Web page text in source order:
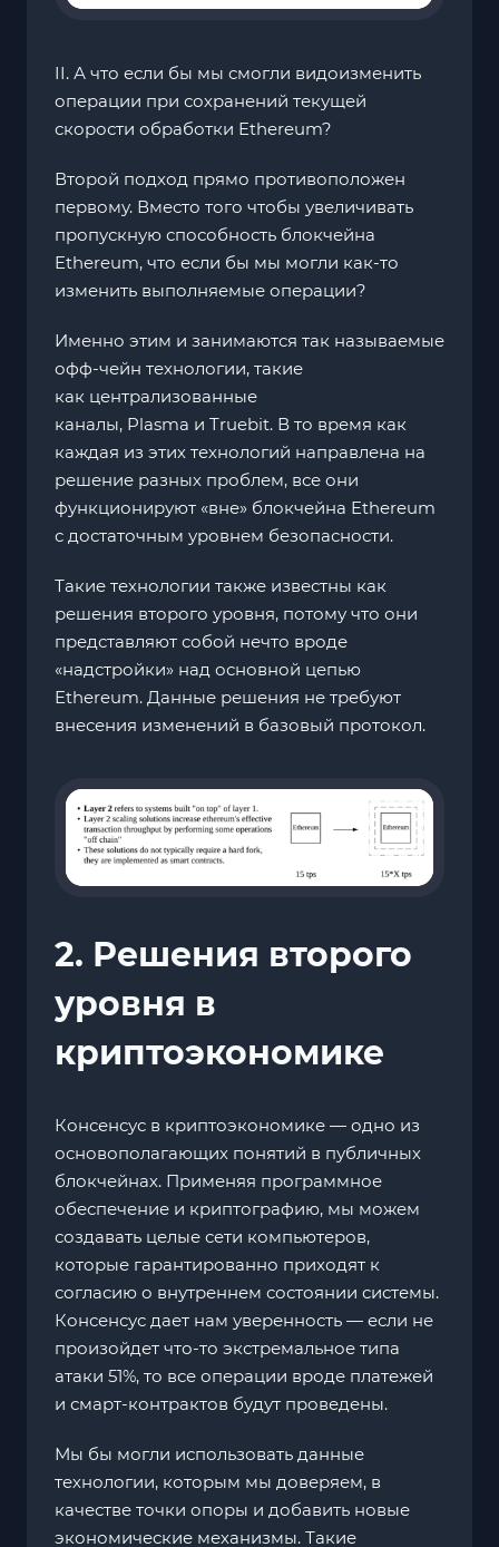
II. А что если бы мы смогли видоизменить
операции при сохранений текущей
скорости обработки Ethereum?
Второй подход прямо противоположен
первому. Вместо того чтобы увеличивать
пропускную способность блокчейна
Ethereum, что если бы мы могли как-то
изменить выполняемые операции?
Именно этим и занимаются так называемые
офф-чейн технологии, такие
как централизованные
каналы, Plasma и Truebit. В то время как
каждая из этих технологий направлена на
решение разных проблем, все они
функционируют «вне» блокчейна Ethereum
с достаточным уровнем безопасности.
Такие технологии также известны как
решения второго уровня, потому что они
представляют собой нечто вроде
«надстройки» над основной цепью
Ethereum. Данные решения не требуют
внесения изменений в базовый протокол.
2. Решения второго
уровня в
криптоэкономике
Консенсус в криптоэкономике — одно из
основополагающих понятий в публичных
блокчейнах. Применяя программное
обеспечение и криптографию, мы можем
создавать целые сети компьютеров,
которые гарантированно приходят к
согласию о внутреннем состоянии системы.
Консенсус дает нам уверенность — если не
произойдет что-то экстремальное типа
атаки 51%, то все операции вроде платежей
и смарт-контрактов будут проведены.
Мы бы могли использовать данные
технологии, которым мы доверяем, в
качестве точки опоры и добавить новые
экономические механизмы. Такие